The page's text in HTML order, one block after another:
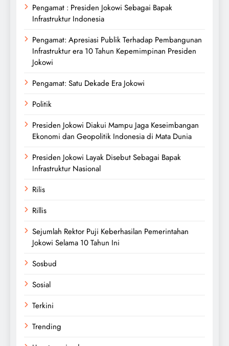
Pengamat : Presiden Jokowi Sebagai Bapak
Infrastruktur Indonesia
Pengamat: Apresiasi Publik Terhadap Pembangunan
Infrastruktur era 10 Tahun Kepemimpinan Presiden
Jokowi
Pengamat: Satu Dekade Era Jokowi
Politik
Presiden Jokowi Diakui Mampu Jaga Keseimbangan
Ekonomi dan Geopolitik Indonesia di Mata Dunia
Presiden Jokowi Layak Disebut Sebagai Bapak
Infrastruktur Nasional
Rilis
Rillis
Sejumlah Rektor Puji Keberhasilan Pemerintahan
Jokowi Selama 10 Tahun Ini
Sosbud
Sosial
Terkini
Trending